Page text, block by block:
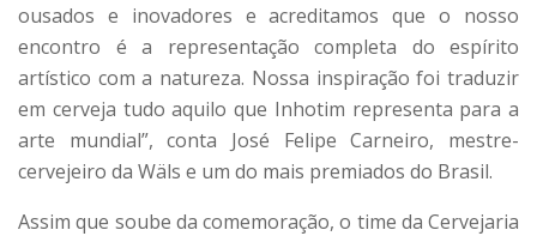
ousados e inovadores e acreditamos que o nosso
encontro é a representação completa do espírito
artístico com a natureza. Nossa inspiração foi traduzir
em cerveja tudo aquilo que Inhotim representa para a
arte mundial”, conta José Felipe Carneiro, mestre-
cervejeiro da Wäls e um do mais premiados do Brasil.
Assim que soube da comemoração, o time da Cervejaria